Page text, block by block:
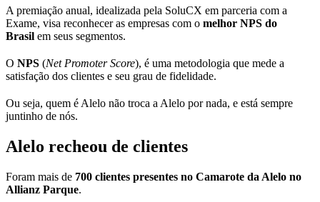
A premiação anual, idealizada pela SoluCX em parceria com a
Exame, visa reconhecer as empresas com o melhor NPS do
Brasil em seus segmentos.
O NPS (Net Promoter Score), é uma metodologia que mede a
satisfação dos clientes e seu grau de fidelidade.
Ou seja, quem é Alelo não troca a Alelo por nada, e está sempre
juntinho de nós.
Alelo recheou de clientes
Foram mais de 700 clientes presentes no Camarote da Alelo no
Allianz Parque.